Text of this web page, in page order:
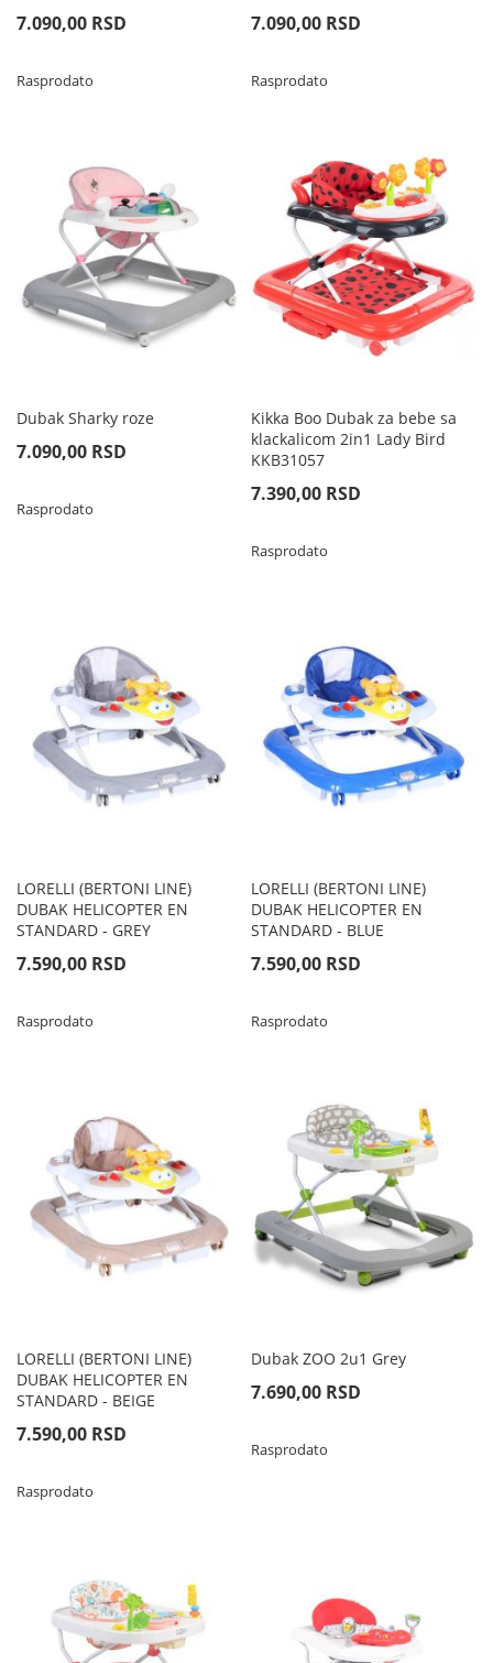
7.090,00 RSD
Rasprodato
7.090,00 RSD
Rasprodato
Dubak Sharky roze
7.090,00 RSD
Rasprodato
Kikka Boo Dubak za bebe sa
klackalicom 2in1 Lady Bird
KKB31057
7.390,00 RSD
Rasprodato
LORELLI (BERTONI LINE)
DUBAK HELICOPTER EN
STANDARD - GREY
7.590,00 RSD
Rasprodato
LORELLI (BERTONI LINE)
DUBAK HELICOPTER EN
STANDARD - BLUE
7.590,00 RSD
Rasprodato
LORELLI (BERTONI LINE)
DUBAK HELICOPTER EN
STANDARD - BEIGE
7.590,00 RSD
Rasprodato
Dubak ZOO 2u1 Grey
7.690,00 RSD
Rasprodato